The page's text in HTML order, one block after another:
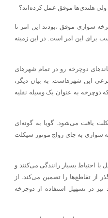
ولی هلندی‌ها موفق عمل کرده‌اند؟
سواری موفق ،بودند این امر تا
برای این امر است. در این زمینه
دوچرخه رو در تمام شهرهای
این شهرهاست. به بیان دیگر،
دوچرخه به عنوان یک وسیله نقلیه
یافت می‌شود. گویا به گونه‌ای
به جای رواج موتور سیکلت
با احتیاط بسیار رانندگی می‌کنند و
از تقاطع‌ها را تضمین می‌کند. از
در تسهیل استفاده از دوچرخه